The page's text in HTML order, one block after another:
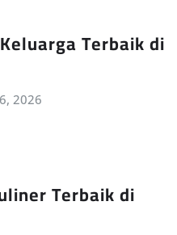
Terbaik di
2026
Terbaik di